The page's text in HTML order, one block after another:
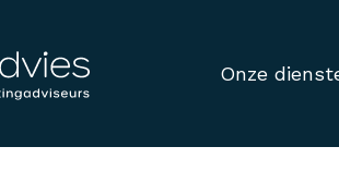
Onze